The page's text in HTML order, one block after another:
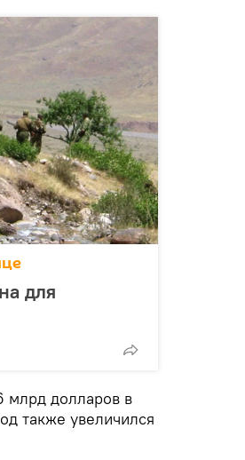
для
млрд долларов в
также увеличился